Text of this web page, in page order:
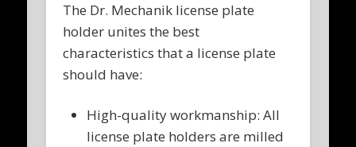
The Dr. Mechanik license plate
holder unites the best
characteristics that a license plate
should have:
High-quality workmanship: All
license plate holders are milled